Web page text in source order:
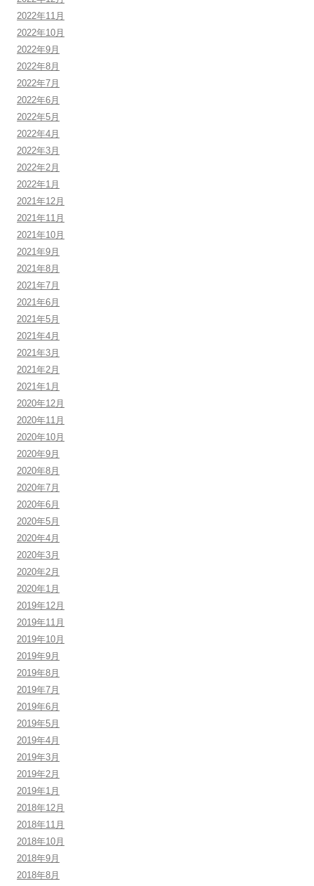
2022年11月
2022年10月
2022年9月
2022年8月
2022年7月
2022年6月
2022年5月
2022年4月
2022年3月
2022年2月
2022年1月
2021年12月
2021年11月
2021年10月
2021年9月
2021年8月
2021年7月
2021年6月
2021年5月
2021年4月
2021年3月
2021年2月
2021年1月
2020年12月
2020年11月
2020年10月
2020年9月
2020年8月
2020年7月
2020年6月
2020年5月
2020年4月
2020年3月
2020年2月
2020年1月
2019年12月
2019年11月
2019年10月
2019年9月
2019年8月
2019年7月
2019年6月
2019年5月
2019年4月
2019年3月
2019年2月
2019年1月
2018年12月
2018年11月
2018年10月
2018年9月
2018年8月